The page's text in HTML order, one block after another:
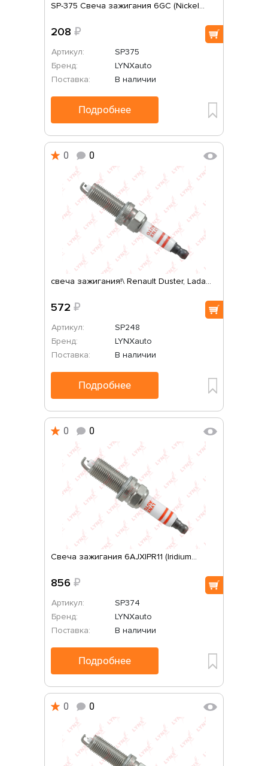
SP-375 Свеча зажигания 6GC (Nickel...
208 ₽
Артикул:
SP375
Бренд:
LYNXauto
Поставка:
В наличии
Подробнее
0 0
свеча зажигания!\ Renault Duster, Lada...
572 ₽
Артикул:
SP248
Бренд:
LYNXauto
Поставка:
В наличии
Подробнее
0 0
Свеча зажигания 6AJXIPR11 (Iridium...
856 ₽
Артикул:
SP374
Бренд:
LYNXauto
Поставка:
В наличии
Подробнее
0 0